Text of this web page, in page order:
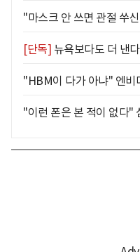
"마스크 안 쓰면 관절 쑤
[단독] 뉴욕보다도 더 낸
"HBM이 다가 아냐" 엔비
"이런 폰은 본 적이 없다"